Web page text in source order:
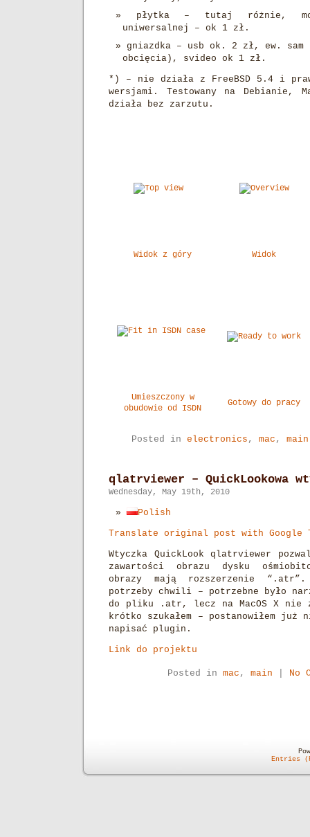
płytka – tutaj różnie,
uniwersalnej – ok 1 zł.
gniazdka – usb ok. 2 zł, ew.
obcięcia), svideo ok 1 zł.
*) – nie działa z FreeBSD 5.4 i
wersjami. Testowany na Debianie,
działa bez zarzutu.
Widok z góry Widok
Umieszczony w
obudowie od ISDN
Gotowy do pracy
Posted in electronics , mac , main
qlatrviewer – QuickLookowa
Wednesday, May 19th, 2010
Polish
Translate original post with Google
Wtyczka QuickLook qlatrviewer
zawartości obrazu dysku
obrazy mają rozszerzenie
potrzeby chwili – potrzebne było
do pliku .atr, lecz na MacOS X nie
krótko szukałem – postanowiłem już
napisać plugin.
Link do projektu
Posted in mac , main No
Entries